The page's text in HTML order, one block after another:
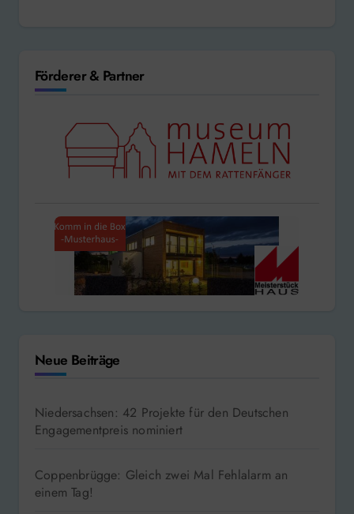
Förderer & Partner
Neue Beiträge
Niedersachsen: 42 Projekte für den Deutschen
Engagementpreis nominiert
Coppenbrügge: Gleich zwei Mal Fehlalarm an
einem Tag!